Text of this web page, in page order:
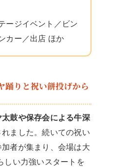
ージイベント／ビン
カー／出店 ほか
踊りと祝い餅投げから
太鼓や保存会による牛深
れました。続いての祝い
者が集まり、会場は大
しい力強いスタートを